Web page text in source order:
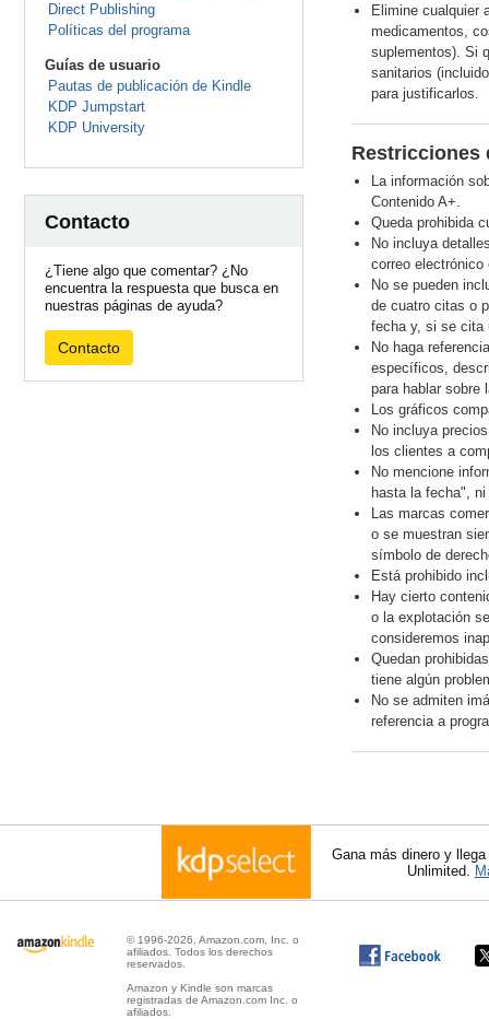
Direct Publishing
Políticas del programa
Guías de usuario
Pautas de publicación de Kindle
KDP Jumpstart
KDP University
Contacto
¿Tiene algo que comentar? ¿No
encuentra la respuesta que busca en
nuestras páginas de ayuda?
Contacto
Elimine cualquier
medicamentos,
suplementos). Si
sanitarios
para justificarlos.
Restricciones
La información
Contenido A+.
Queda prohibida
No incluya
correo electrónico
No se pueden
de cuatro citas o
fecha y, si se cita
No haga
específicos,
para hablar sobre
Los gráficos
No incluya
los clientes a
No mencione
hasta la fecha",
Las marcas
o se muestran
símbolo de
Está prohibido
Hay cierto
o la explotación
consideremos
Quedan
tiene algún
No se admiten
referencia a
Gana más dinero y
Unlimited.
© 1996-2026, Amazon.com, Inc. o
afiliados. Todos los derechos
reservados.
Amazon y Kindle son marcas
registradas de Amazon.com Inc. o
afiliados.